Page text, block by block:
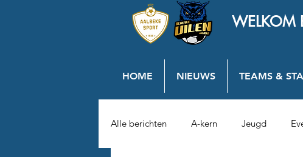
WELKOM
HOME NIEUWS TEAMS &
Alle berichten A-kern Jeugd